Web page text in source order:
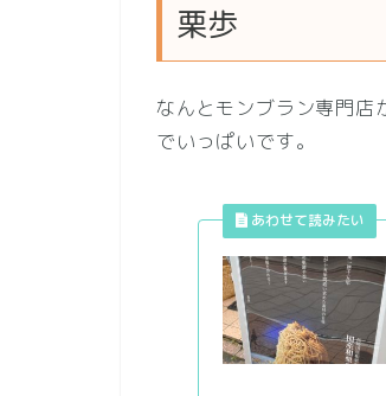
栗歩
なんとモンブラン専門店
でいっぱいです。